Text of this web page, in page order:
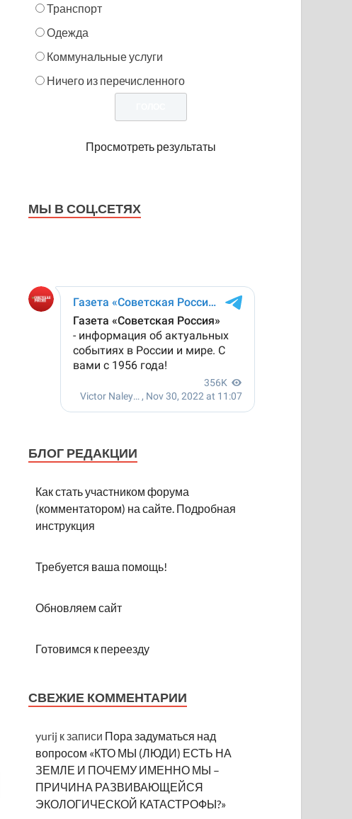
Транспорт
Одежда
Коммунальные услуги
Ничего из перечисленного
Просмотреть результаты
МЫ В СОЦ.СЕТЯХ
БЛОГ РЕДАКЦИИ
Как стать участником форума
(комментатором) на сайте. Подробная
инструкция
Требуется ваша помощь!
Обновляем сайт
Готовимся к переезду
СВЕЖИЕ КОММЕНТАРИИ
yurij к записи Пора задуматься над
вопросом «КТО МЫ (ЛЮДИ) ЕСТЬ НА
ЗЕМЛЕ И ПОЧЕМУ ИМЕННО МЫ –
ПРИЧИНА РАЗВИВАЮЩЕЙСЯ
ЭКОЛОГИЧЕСКОЙ КАТАСТРОФЫ?»